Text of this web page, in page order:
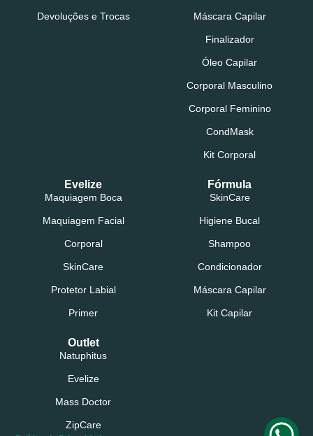
Devoluções e Trocas Máscara Capilar
Finalizador
Óleo Capilar
Corporal Masculino
Corporal Feminino
CondMask
Kit Corporal
Evelize
Maquiagem Boca
Maquiagem Facial
Corporal
SkinCare
Protetor Labial
Primer
Fórmula
SkinCare
Higiene Bucal
Shampoo
Condicionador
Máscara Capilar
Kit Capilar
Outlet
Natuphitus
Evelize
Mass Doctor
ZipCare